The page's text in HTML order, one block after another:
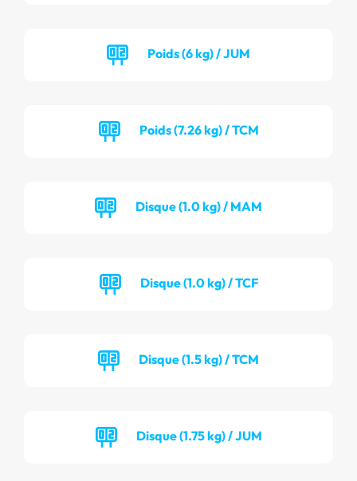
Poids (6 kg) / JUM
Poids (7.26 kg) / TCM
Disque (1.0 kg) / MAM
Disque (1.0 kg) / TCF
Disque (1.5 kg) / TCM
Disque (1.75 kg) / JUM